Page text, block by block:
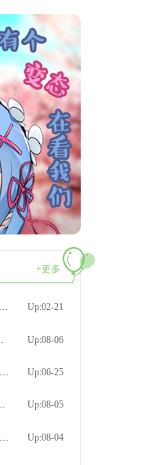
+更多
Up:02-21
Up:08-06
Up:06-25
Up:08-05
Up:08-04